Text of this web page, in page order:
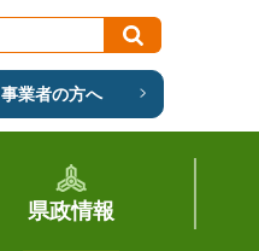
事業者の方へ
県政情報